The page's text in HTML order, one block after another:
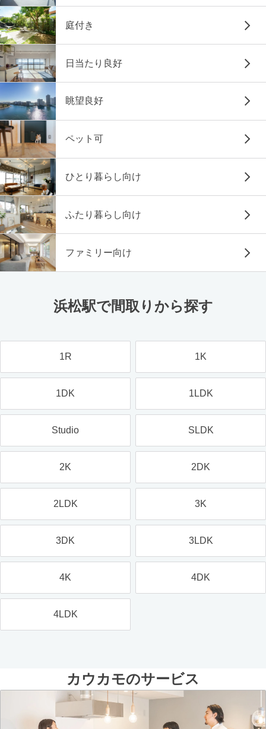
庭付き
日当たり良好
眺望良好
ペット可
ひとり暮らし向け
ふたり暮らし向け
ファミリー向け
浜松駅で間取りから探す
1R 1K
1DK 1LDK
Studio SLDK
2K 2DK
2LDK 3K
3DK 3LDK
4K 4DK
4LDK
カウカモのサービス